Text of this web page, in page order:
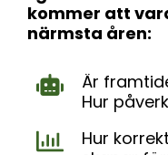
kommer att
närmsta åren:
Är
Hur
Hur